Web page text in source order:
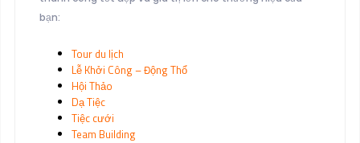
bạn:
Tour du lịch
Lễ Khởi Công – Động Thổ
Hội Thảo
Dạ Tiệc
Tiệc cưới
Team Building